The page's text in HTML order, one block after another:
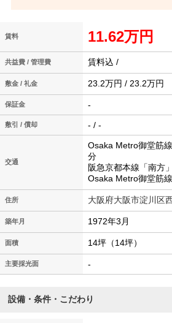
賃料 11.62万円
共益費 / 管理費 賃料込 /
敷金 / 礼金 23.2万円 / 23.2万円
保証金 -
敷引 / 償却 - / -
交通
Osaka Metro御堂筋
分
阪急京都本線「南方
Osaka Metro御堂筋
住所 大阪府大阪市淀川区
築年月 1972年3月
面積 14坪（14坪）
主要採光面 -
設備・条件・こだわり